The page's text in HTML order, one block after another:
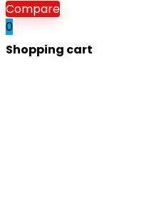
Compare
0
Shopping cart